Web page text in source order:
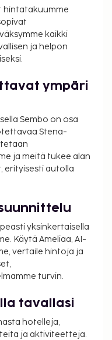
meille
15 EUR per
per yö
lisämaksuja
Maksut ja
veroja, ja ne
käteismaksut
lisätietoja asiasta
tietojen avulla.
on käytettävissä
voi pyytää
hintatakuumme
kaikki
ja helpon
ympäri
Sembo on osa
Stena-
ja meitä tukee alan
erityisesti autolla
yksinkertaisella
Käytä Ameliaa, AI-
vertaile hintoja ja
turvin.
tavallasi
hotelleja,
ja aktiviteetteja.